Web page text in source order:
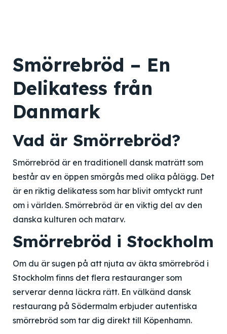
Smörrebröd – En
Delikatess från
Danmark
Vad är Smörrebröd?
Smörrebröd är en traditionell dansk maträtt som
består av en öppen smörgås med olika pålägg. Det
är en riktig delikatess som har blivit omtyckt runt
om i världen. Smörrebröd är en viktig del av den
danska kulturen och matarv.
Smörrebröd i Stockholm
Om du är sugen på att njuta av äkta smörrebröd i
Stockholm finns det flera restauranger som
serverar denna läckra rätt. En välkänd dansk
restaurang på Södermalm erbjuder autentiska
smörrebröd som tar dig direkt till Köpenhamn.